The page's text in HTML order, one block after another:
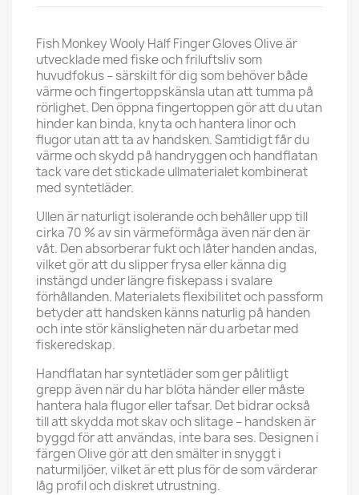
Fish Monkey Wooly Half Finger Gloves Olive är
utvecklade med fiske och friluftsliv som
huvudfokus – särskilt för dig som behöver både
värme och fingertoppskänsla utan att tumma på
rörlighet. Den öppna fingertoppen gör att du utan
hinder kan binda, knyta och hantera linor och
flugor utan att ta av handsken. Samtidigt får du
värme och skydd på handryggen och handflatan
tack vare det stickade ullmaterialet kombinerat
med syntetläder.
Ullen är naturligt isolerande och behåller upp till
cirka 70 % av sin värmeförmåga även när den är
våt. Den absorberar fukt och låter handen andas,
vilket gör att du slipper frysa eller känna dig
instängd under längre fiskepass i svalare
förhållanden. Materialets flexibilitet och passform
betyder att handsken känns naturlig på handen
och inte stör känsligheten när du arbetar med
fiskeredskap.
Handflatan har syntetläder som ger pålitligt
grepp även när du har blöta händer eller måste
hantera hala flugor eller tafsar. Det bidrar också
till att skydda mot skav och slitage – handsken är
byggd för att användas, inte bara ses. Designen i
färgen Olive gör att den smälter in snyggt i
naturmiljöer, vilket är ett plus för de som värderar
låg profil och diskret utrustning.